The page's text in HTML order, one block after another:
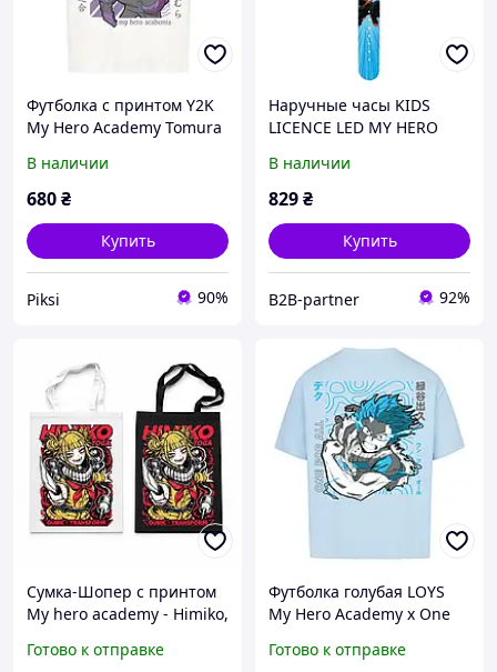
Футболка с принтом Y2K
My Hero Academy Tomura
В наличии
680₴
Купить
Piksi 90%
Наручные часы KIDS
LICENCE LED MY HERO
В наличии
829₴
Купить
B2B-partner 92%
Сумка-Шопер с принтом
My hero academy - Himiko,
Готово к отправке
Футболка голубая LOYS
My Hero Academy x One
Готово к отправке